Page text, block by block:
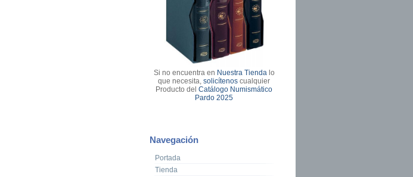
Si no encuentra en Nuestra Tiendalo
que necesita,solicítenos cualquier
Producto delCatálogo Numismático
Pardo 2025
Navegación
Portada
Tienda